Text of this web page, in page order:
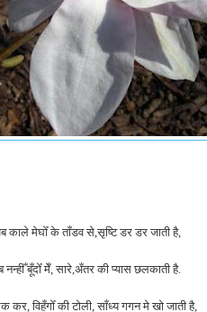
काले मेघोँ के ताँडव से,सृष्टि डर डर जाती है,
नन्हीँ बूँदोँ मेँ, सारे,अँतर की प्यास छलकाती है.
कर, विहँगोँ की टोली, साँध्य गगन मे खो जाती है,